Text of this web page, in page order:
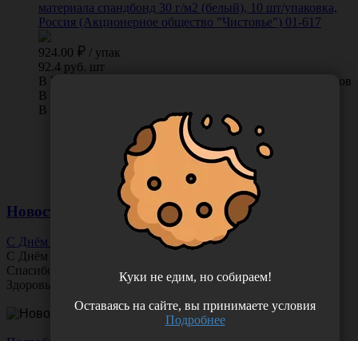
материала спандбонд 30 г/м2 (белый), 10 шт/упаковка,
Россия (Акционерное общество "Чистовье") 01-617
924.00 / упак
92.4 руб. шт
0 отзывов
В КОРЗИНУ
В наличии во Владивостоке 8 упак.
В наличии в Хабаровске 24 упак.
Новости
С Днём Офтальмолога!
С Днём
Спасибо за ясное зрение и заботу о пациентах.
Здоровья вам и новых профессиональных побед!
Куки не едим, но собираем!
Оставаясь на сайте, вы принимаете условия
Подробнее